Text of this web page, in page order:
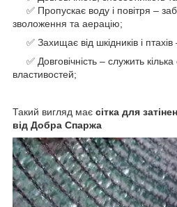
✅ Пропускає воду і повітря –
зволоження та аерацію;
✅ Захищає від шкідників і птахів
✅ Довговічність – служить
властивостей;
Такий вигляд має сітка для
від Добра Спаржа